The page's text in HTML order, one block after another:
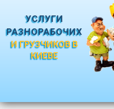
УСЛУГИ
РАЗНОРАБОЧИХ
И ГРУЗЧИКОВ В
КИЕВЕ